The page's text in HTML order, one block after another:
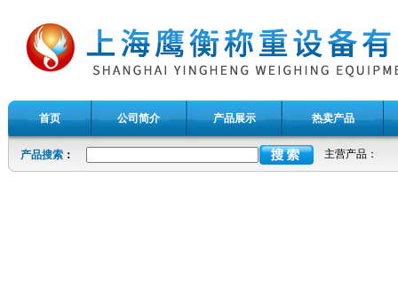
首页 公司简介 产品展示 热卖产品
产品搜索 ： 主营产品：